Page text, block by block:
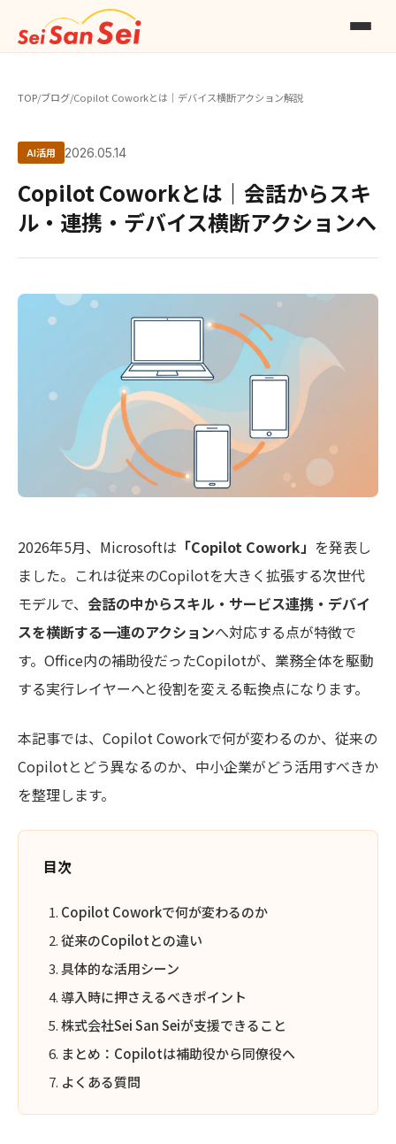
TOP/ブログ/Copilot Coworkとは｜デバイス横断アクション解説
AI活用 2026.05.14
Copilot Coworkとは｜会話からスキ
ル・連携・デバイス横断アクションへ
2026年5月、Microsoftは 「Copilot Cowork」 を発表し
ました。これは従来のCopilotを大きく拡張する次世代
モデルで、 会話の中からスキル・サービス連携・デバイ
スを横断する一連のアクションへ対応する点が特徴で
す。Office内の補助役だったCopilotが、業務全体を駆動
する実行レイヤーへと役割を変える転換点になります。
本記事では、Copilot Coworkで何が変わるのか、従来の
Copilotとどう異なるのか、中小企業がどう活用すべきか
を整理します。
目次
Copilot Coworkで何が変わるのか
従来のCopilotとの違い
具体的な活用シーン
導入時に押さえるべきポイント
株式会社Sei San Seiが支援できること
まとめ：Copilotは補助役から同僚役へ
よくある質問